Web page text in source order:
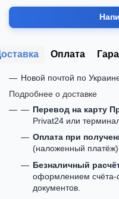
Оплата
Новой почтой по
Подробнее о доставке
Перевод на карту
Privat24 или
Оплата при
(наложенный
Безналичный
оформлением счёта-
документов.